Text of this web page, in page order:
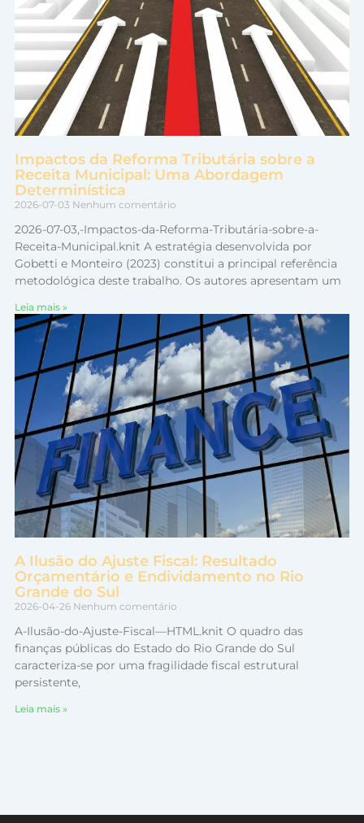
Impactos da Reforma Tributária sobre a
Receita Municipal: Uma Abordagem
Determinística
2026-07-03 Nenhum comentário
2026-07-03,-Impactos-da-Reforma-Tributária-sobre-a-
Receita-Municipal.knit A estratégia desenvolvida por
Gobetti e Monteiro (2023) constitui a principal referência
metodológica deste trabalho. Os autores apresentam um
Leia mais »
A Ilusão do Ajuste Fiscal: Resultado
Orçamentário e Endividamento no Rio
Grande do Sul
2026-04-26 Nenhum comentário
A-Ilusão-do-Ajuste-Fiscal—HTML.knit O quadro das
finanças públicas do Estado do Rio Grande do Sul
caracteriza-se por uma fragilidade fiscal estrutural
persistente,
Leia mais »